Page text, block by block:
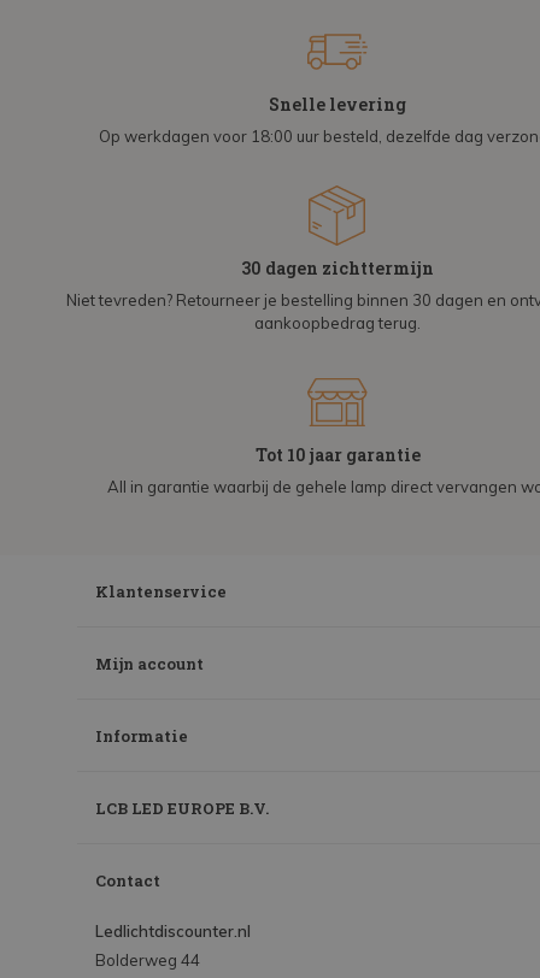
Snelle levering
Op werkdagen voor 18:00 uur besteld, dezelfde dag
30 dagen zichttermijn
Niet tevreden? Retourneer je bestelling binnen 30 dagen en
aankoopbedrag terug.
Tot 10 jaar garantie
All in garantie waarbij de gehele lamp direct vervangen
Klantenservice
Mijn account
Informatie
LCB LED EUROPE B.V.
Contact
Ledlichtdiscounter.nl
Bolderweg 44